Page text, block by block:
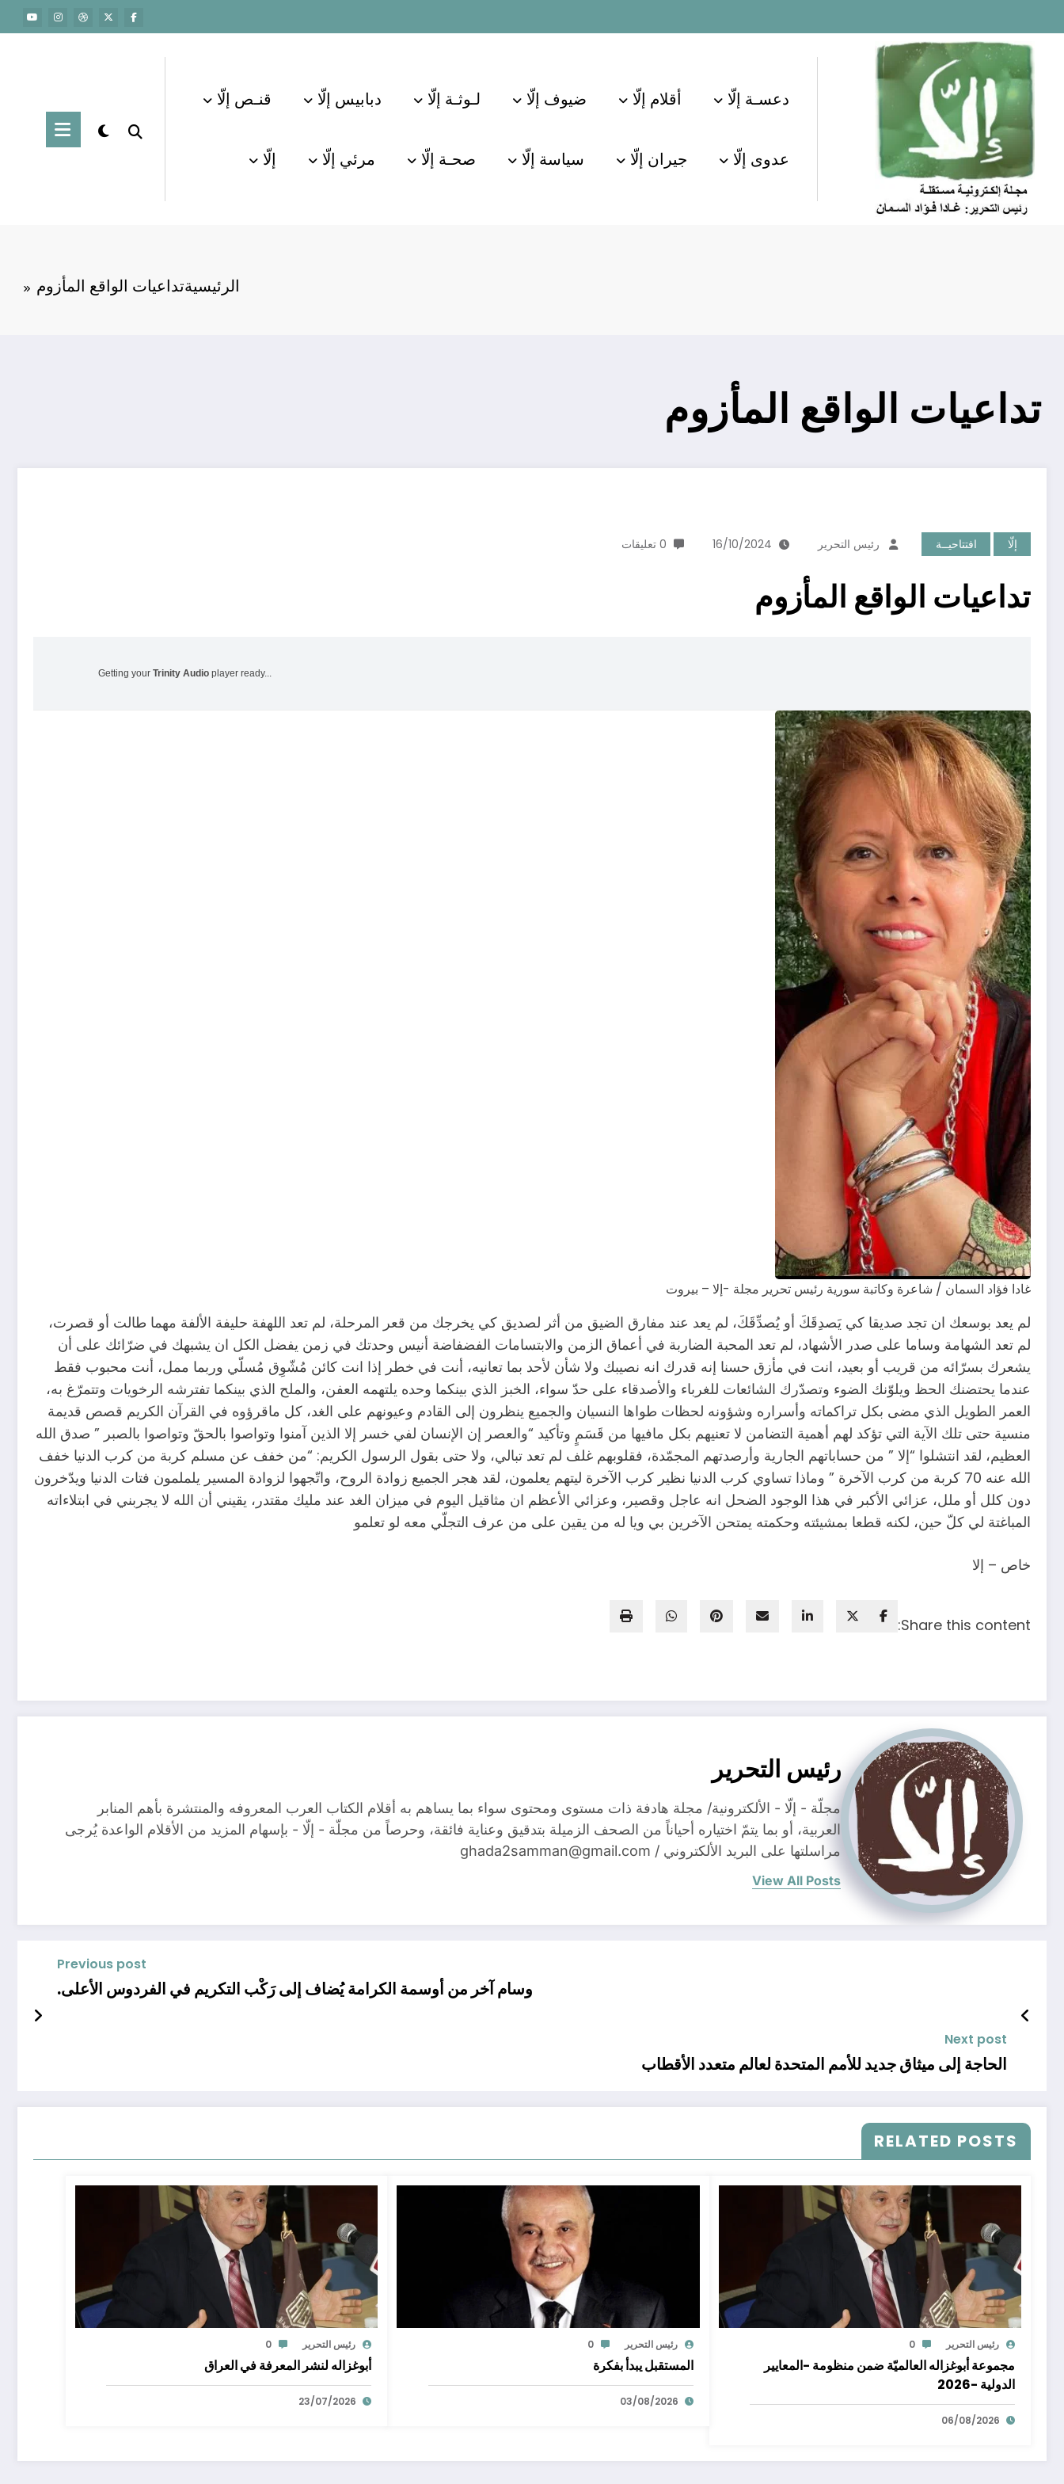
إلى
المحتوى
دعسـة إلّا أقلام إلّا ضيوف إلّا لـوثـة إلّا دبابيس إلّا قنـص إلّا
عدوى إلّا جيران إلّا سياسة إلّا صحـة إلّا مرئي إلّا إلّا
الرئيسيةتداعيات الواقع المأزوم
تداعيات الواقع المأزوم
إلّا افتتاحيــة رئيس التحرير 16/10/2024 0 تعليقات
تداعيات الواقع المأزوم
Getting your Trinity Audio player ready...
غادا فؤاد السمان / شاعرة وكاتبة سورية رئيس تحرير مجلة -إلا – بيروت
لم يعد بوسعك ان تجد صديقا كي يَصدِقَكَ أو يُصدِّقَكَ، لم يعد عند مفارق الضيق من أثر لصديق كي يخرجك من قعر المرحلة، لم تعد اللهفة حليفة الألفة مهما طالت أو قصرت،
لم تعد الشهامة وساما على صدر الأشهاد، لم تعد المحبة الضاربة في أعماق الزمن والابتسامات الفضفاضة أنيس وحدتك في زمن يفضل الكل ان يشبهك في ضرّائك على أن
يشعرك بسرّائه من قريب أو بعيد، انت في مأزق حسنا إنه قدرك انه نصيبك ولا شأن لأحد بما تعانيه، أنت في خطر إذا انت كائن مُشّوِق مُسلّي وربما ممل، أنت محبوب فقط
عندما يحتضنك الحظ ويلوّنك الضوء وتصدّرك الشائعات للغرباء والأصدقاء على حدّ سواء، الخبز الذي بينكما وحده يلتهمه العفن، والملح الذي بينكما تفترشه الرخويات وتتمرّغ به،
العمر الطويل الذي مضى بكل تراكماته وأسراره وشؤونه لحظات طواها النسيان والجميع ينظرون إلى القادم وعيونهم على الغد، كل ماقرؤوه في القرآن الكريم قصص قديمة
منسية حتى تلك الآية التي تؤكد لهم أهمية التضامن لا تعنيهم بكل مافيها من قَسَمٍ وتأكيد “والعصر إن الإنسان لفي خسر إلا الذين آمنوا وتواصوا بالحقّ وتواصوا بالصبر ” صدق الله
العظيم، لقد انتشلوا “إلا ” من حساباتهم الجارية وأرصدتهم المجمّدة، فقلوبهم غلف لم تعد تبالي، ولا حتى بقول الرسول الكريم: “من خفف عن مسلم كربة من كرب الدنيا خفف
الله عنه 70 كربة من كرب الآخرة ” وماذا تساوي كرب الدنيا نظير كرب الآخرة ليتهم يعلمون، لقد هجر الجميع زوادة الروح، واتّجهوا لزوادة المسير يلملمون فتات الدنيا ويدّخرون
دون كلل أو ملل، عزائي الأكبر في هذا الوجود الضحل انه عاجل وقصير، وعزائي الأعظم ان مثاقيل اليوم في ميزان الغد عند مليك مقتدر، يقيني أن الله لا يجربني في ابتلاءاته
المباغتة لي كلّ حين، لكنه قطعا بمشيئته وحكمته يمتحن الآخرين بي ويا له من يقين على من عرف التجلّي معه لو تعلمو
خاص – إلا
Share this content:
رئيس التحرير
مجلّة - إلّا - الألكترونية/ مجلة هادفة ذات مستوى ومحتوى سواء بما يساهم به أقلام الكتاب العرب المعروفه والمنتشرة بأهم المنابر
العربية، أو بما يتمّ اختياره أحياناً من الصحف الزميلة بتدقيق وعناية فائقة، وحرصاً من مجلّة - إلّا - بإسهام المزيد من الأقلام الواعدة يُرجى
مراسلتها على البريد الألكتروني / ghada2samman@gmail.com
View All Posts
Previous post
وسام آخر من أوسمة الكرامة يُضاف إلى رَكْب التكريم في الفردوس الأعلى.
Next post
الحاجة إلى ميثاق جديد للأمم المتحدة لعالم متعدد الأقطاب
RELATED POSTS
رئيس التحرير 0
مجموعة أبوغزاله العالميّة ضمن منظومة -المعايير
الدولية -2026
06/08/2026
رئيس التحرير 0
المستقبل يبدأ بفكرة
03/08/2026
رئيس التحرير 0
أبوغزاله لنشر المعرفة في العراق
23/07/2026